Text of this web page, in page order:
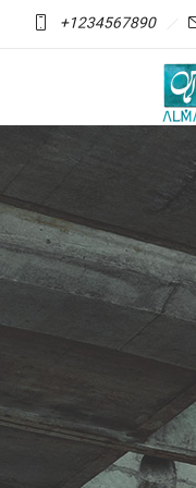
+1234567890